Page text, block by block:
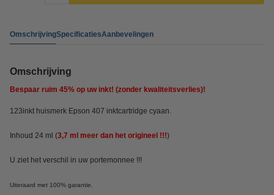
OmschrijvingSpecificatiesAanbevelingen
Omschrijving
Bespaar ruim 45% op uw inkt! (zonder kwaliteitsverlies)!
123inkt huismerk Epson 407 inktcartridge cyaan.
Inhoud 24 ml (3,7 ml meer dan het origineel !!!)
U ziet het verschil in uw portemonnee !!!
Uiteraard met 100% garantie.